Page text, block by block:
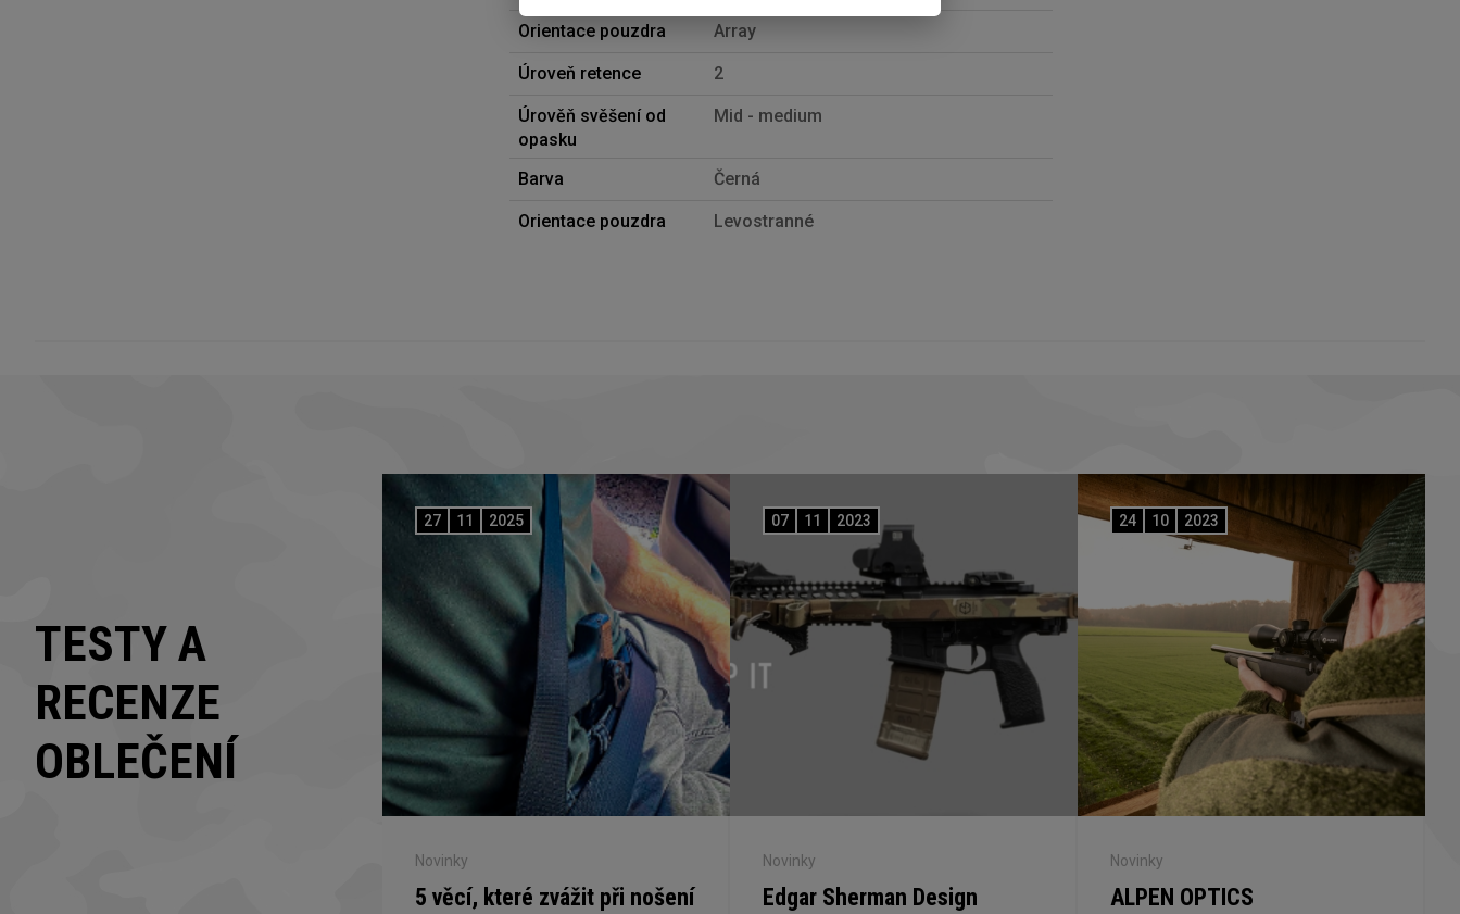
Orientace pouzdra Array
Úroveň retence 2
Úrověň svěšení od
opasku
Mid - medium
Barva Černá
Orientace pouzdra Levostranné
TESTY A
RECENZE
OBLEČENÍ
27 11 2025
Novinky
5 věcí, které zvážit při nošení
07 11 2023
Novinky
Edgar Sherman Design
24 10 2023
Novinky
ALPEN OPTICS